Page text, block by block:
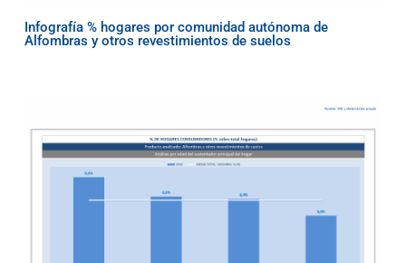
Infografía % hogares por comunidad autónoma de
Alfombras y otros revestimientos de suelos